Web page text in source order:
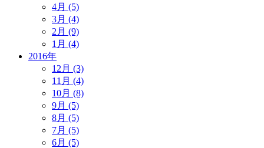
4月 (5)
3月 (4)
2月 (9)
1月 (4)
2016年
12月 (3)
11月 (4)
10月 (8)
9月 (5)
8月 (5)
7月 (5)
6月 (5)